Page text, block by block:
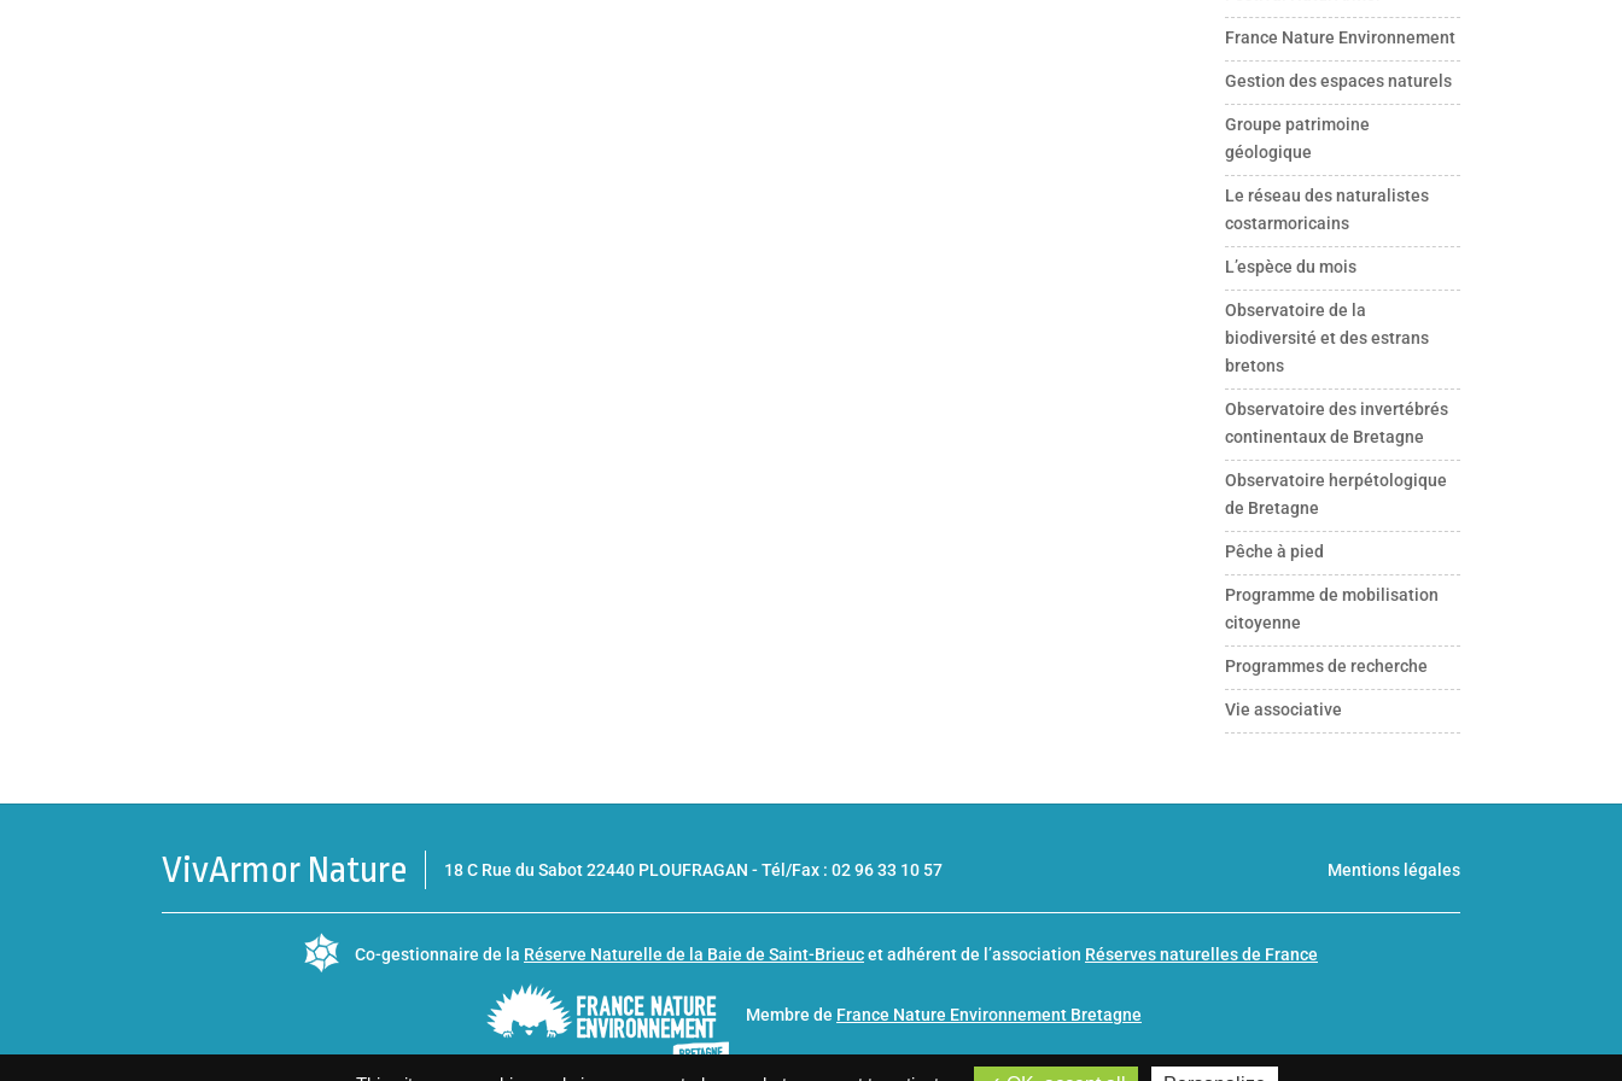
France Nature Environnement
Gestion des espaces naturels
Groupe patrimoine
géologique
Le réseau des naturalistes
costarmoricains
L’espèce du mois
Observatoire de la
biodiversité et des estrans
bretons
Observatoire des invertébrés
continentaux de Bretagne
Observatoire herpétologique
de Bretagne
Pêche à pied
Programme de mobilisation
citoyenne
Programmes de recherche
Vie associative
VivArmor Nature 18 C Rue du Sabot 22440 PLOUFRAGAN -Tél/Fax : 02 96 33 10 57 Mentions légales
Co-gestionnaire de la Réserve Naturelle de la Baie de Saint-Brieucet adhérent de l’association Réserves naturelles de France
Membre de France Nature Environnement Bretagne